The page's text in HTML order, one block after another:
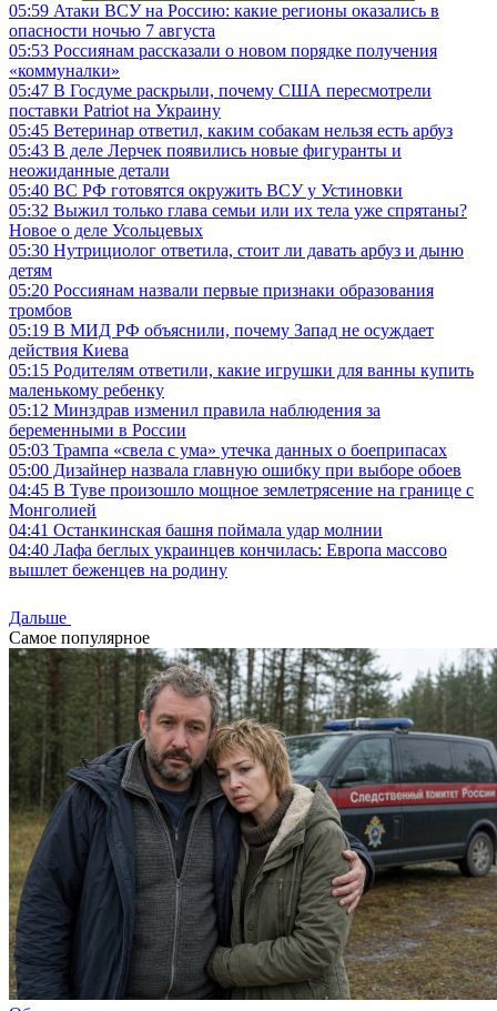
05:59 Атаки ВСУ на Россию: какие регионы оказались в
опасности ночью 7 августа
05:53 Россиянам рассказали о новом порядке получения
«коммуналки»
05:47 В Госдуме раскрыли, почему США пересмотрели
поставки Patriot на Украину
05:45 Ветеринар ответил, каким собакам нельзя есть арбуз
05:43 В деле Лерчек появились новые фигуранты и
неожиданные детали
05:40 ВС РФ готовятся окружить ВСУ у Устиновки
05:32 Выжил только глава семьи или их тела уже спрятаны?
Новое о деле Усольцевых
05:30 Нутрициолог ответила, стоит ли давать арбуз и дыню
детям
05:20 Россиянам назвали первые признаки образования
тромбов
05:19 В МИД РФ объяснили, почему Запад не осуждает
действия Киева
05:15 Родителям ответили, какие игрушки для ванны купить
маленькому ребенку
05:12 Минздрав изменил правила наблюдения за
беременными в России
05:03 Трампа «свела с ума» утечка данных о боеприпасах
05:00 Дизайнер назвала главную ошибку при выборе обоев
04:45 В Туве произошло мощное землетрясение на границе с
Монголией
04:41 Останкинская башня поймала удар молнии
04:40 Лафа беглых украинцев кончилась: Европа массово
вышлет беженцев на родину
Дальше
Самое популярное